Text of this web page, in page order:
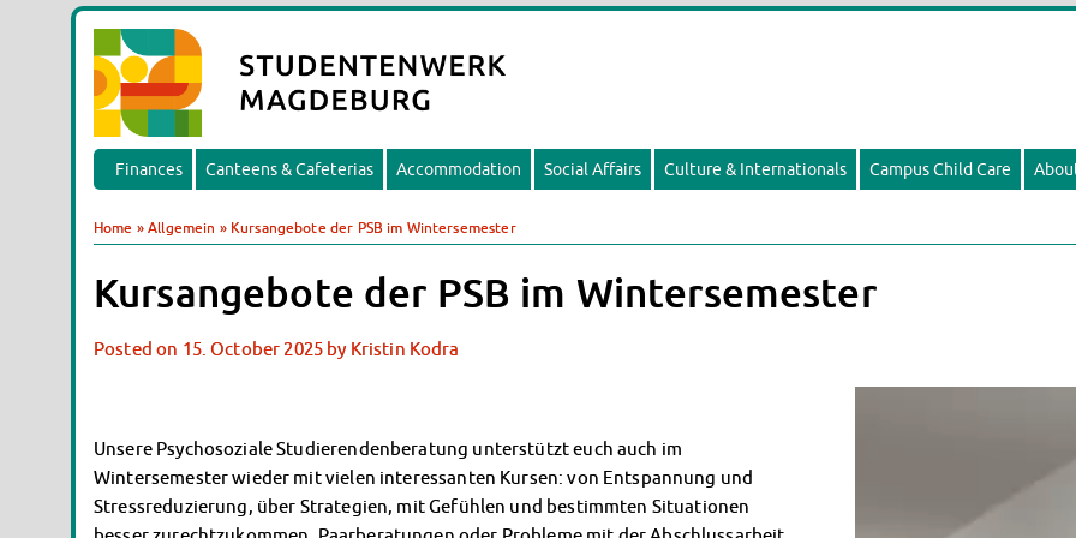
Finances Canteens & Cafeterias Accommodation Social Affairs Culture & Internationals Campus Child Care
Home »Allgemein » Kursangebote der PSB im Wintersemester
Kursangebote der PSB im Wintersemester
Posted on 15. October 2025 by Kristin Kodra
Unsere Psychosoziale Studierendenberatung unterstützt euch auch im
Wintersemester wieder mit vielen interessanten Kursen: von Entspannung und
Stressreduzierung, über Strategien, mit Gefühlen und bestimmten Situationen